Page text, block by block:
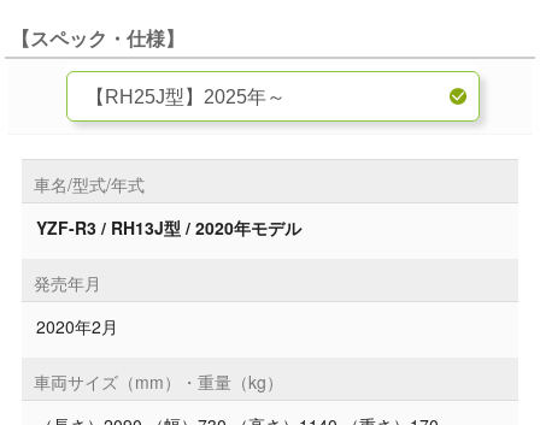
【スペック・仕様】
車名/型式/年式
YZF-R3 / RH13J型 / 2020年モデル
発売年月
2020年2月
車両サイズ（mm）・重量（kg）